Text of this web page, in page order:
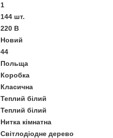
1
144 шт.
220 В
Новий
44
Польща
Коробка
Класична
Теплий білий
Теплий білий
Нитка кімнатна
Світлодіодне дерево